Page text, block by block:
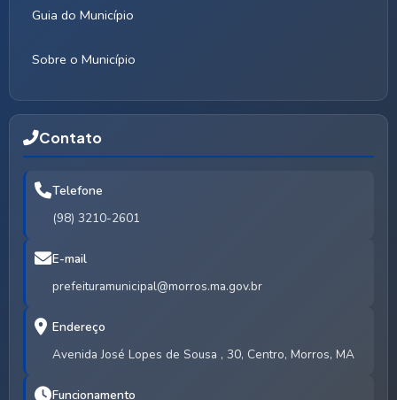
Guia do Município
Sobre o Município
Contato
Telefone
(98) 3210-2601
E-mail
prefeituramunicipal@morros.ma.gov.br
Endereço
Avenida José Lopes de Sousa , 30, Centro, Morros, MA
Funcionamento